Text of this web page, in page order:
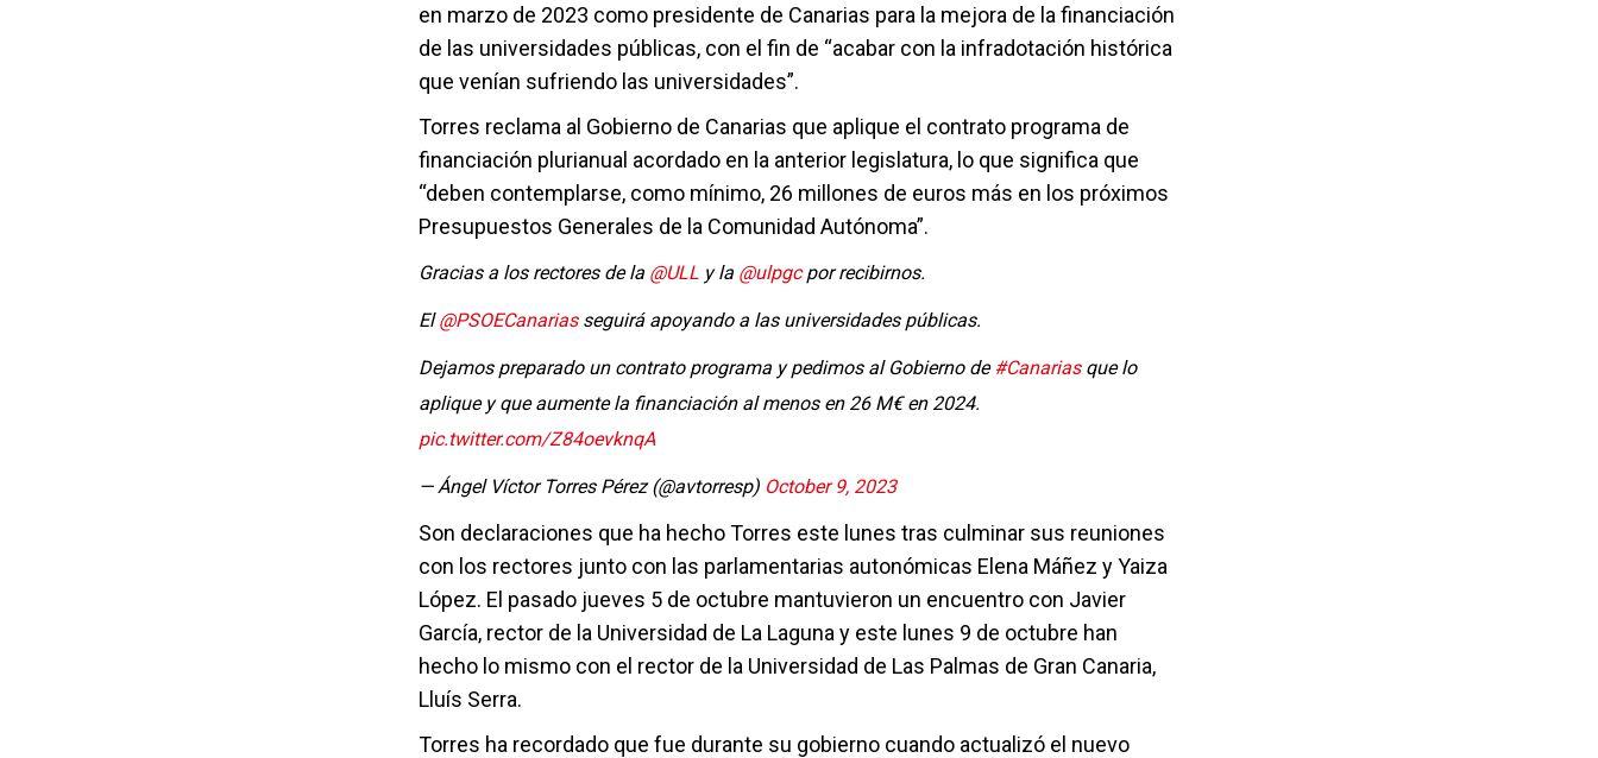
en marzo de 2023 como presidente de Canarias para la mejora de la financiación
de las universidades públicas, con el fin de “acabar con la infradotación histórica
que venían sufriendo las universidades”.
Torres reclama al Gobierno de Canarias que aplique el contrato programa de
financiación plurianual acordado en la anterior legislatura, lo que significa que
“deben contemplarse, como mínimo, 26 millones de euros más en los próximos
Presupuestos Generales de la Comunidad Autónoma”.
Gracias a los rectores de la @ULL y la @ulpgcpor recibirnos.
El@PSOECanariasseguirá apoyando a las universidades públicas.
Dejamos preparado un contrato programa y pedimos al Gobierno de#Canariasque lo
aplique y que aumente la financiación al menos en 26 M€ en 2024.
pic.twitter.com/Z84oevknqA
— Ángel Víctor Torres Pérez (@avtorresp) October 9, 2023
Son declaraciones que ha hecho Torres este lunes tras culminar sus reuniones
con los rectores junto con las parlamentarias autonómicas Elena Máñez y Yaiza
López. El pasado jueves 5 de octubre mantuvieron un encuentro con Javier
García, rector de la Universidad de La Laguna y este lunes 9 de octubre han
hecho lo mismo con el rector de la Universidad de Las Palmas de Gran Canaria,
Lluís Serra.
Torres ha recordado que fue durante su gobierno cuando actualizó el nuevo